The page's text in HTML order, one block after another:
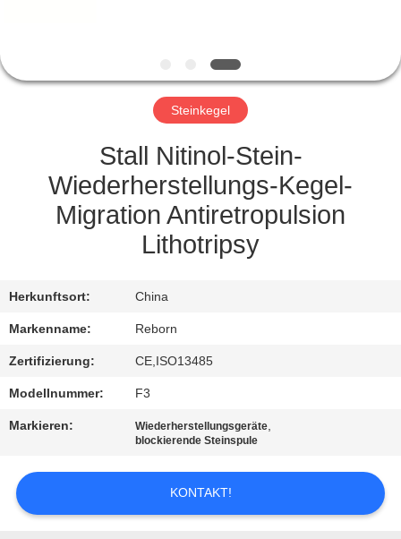
SIE
MIT
VERBINDUNG
FORDERN
EIN
ZITAT
SITEMAP
PRIVACY
POLICY
Steinkegel
Stall Nitinol-Stein-
Wiederherstellungs-Kegel-
Migration Antiretropulsion
Lithotripsy
Herkunftsort: China
Markenname: Reborn
Zertifizierung: CE,ISO13485
Modellnummer: F3
Markieren: Wiederherstellungsgeräte,
blockierende Steinspule
KONTAKT!